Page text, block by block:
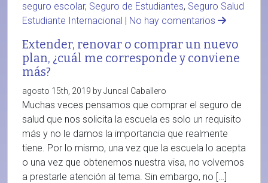
seguro escolar, Seguro de Estudiantes, Seguro Salud
Estudiante Internacional | No hay comentarios
Extender, renovar o comprar un nuevo
plan, ¿cuál me corresponde y conviene
más?
agosto 15th, 2019 by Juncal Caballero
Muchas veces pensamos que comprar el seguro de
salud que nos solicita la escuela es solo un requisito
más y no le damos la importancia que realmente
tiene. Por lo mismo, una vez que la escuela lo acepta
o una vez que obtenemos nuestra visa, no volvemos
a prestarle atención al tema. Sin embargo, no […]